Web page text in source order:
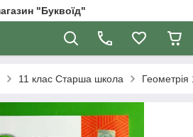
"Буквоїд"
11 клас Старша школа Геометрія